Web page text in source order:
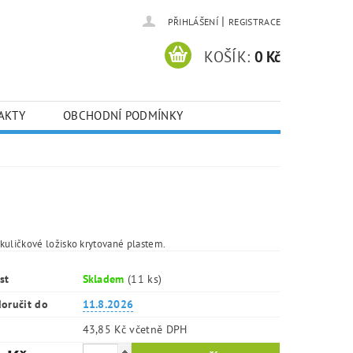
PŘIHLÁŠENÍ | REGISTRACE
KOŠÍK: 0 Kč
OBCHODNÍ PODMÍNKY
ložisko krytované plastem.
Skladem(11 ks)
do
11.8.2026
43,85 Kč včetně DPH